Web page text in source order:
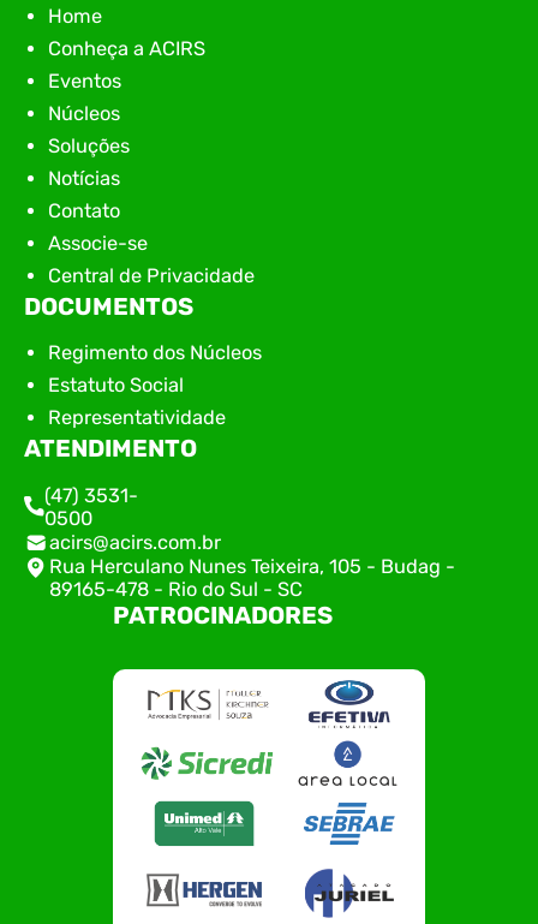
Home
Conheça a ACIRS
Eventos
Núcleos
Soluções
Notícias
Contato
Associe-se
Central de Privacidade
DOCUMENTOS
Regimento dos Núcleos
Estatuto Social
Representatividade
ATENDIMENTO
(47) 3531-
0500
acirs@acirs.com.br
Rua Herculano Nunes Teixeira, 105 - Budag -
89165-478 - Rio do Sul - SC
PATROCINADORES